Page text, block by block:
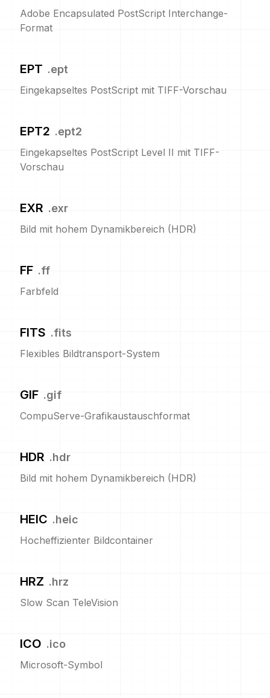
Adobe Encapsulated PostScript Interchange-
Format
EPT .ept
Eingekapseltes PostScript mit TIFF-Vorschau
EPT2 .ept2
Eingekapseltes PostScript Level II mit TIFF-
Vorschau
EXR .exr
Bild mit hohem Dynamikbereich (HDR)
FF .ff
Farbfeld
FITS .fits
Flexibles Bildtransport-System
GIF .gif
CompuServe-Grafikaustauschformat
HDR .hdr
Bild mit hohem Dynamikbereich (HDR)
HEIC .heic
Hocheffizienter Bildcontainer
HRZ .hrz
Slow Scan TeleVision
ICO .ico
Microsoft-Symbol